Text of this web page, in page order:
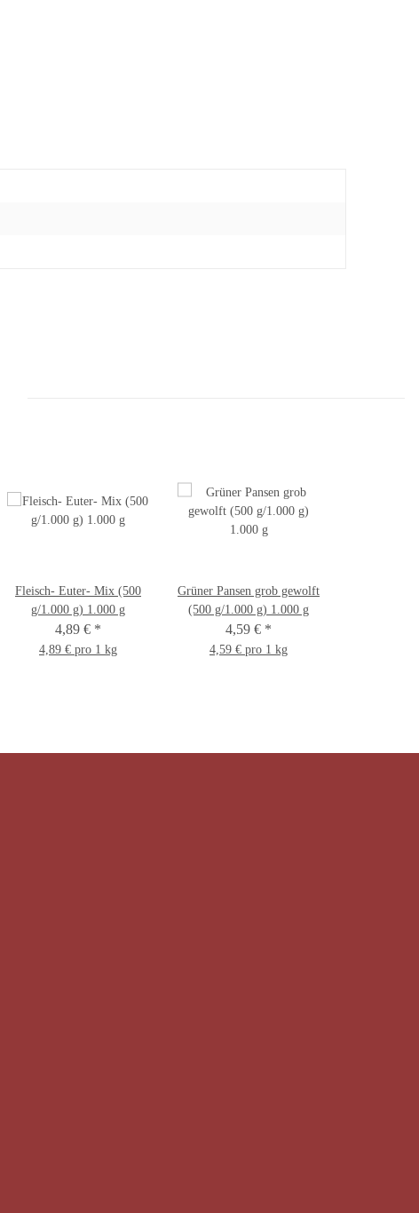
Fleisch- Euter- Mix (500
g/1.000 g) 1.000 g
4,89 € *
4,89 € pro 1 kg
Grüner Pansen grob gewolft
(500 g/1.000 g) 1.000 g
4,59 € *
4,59 € pro 1 kg